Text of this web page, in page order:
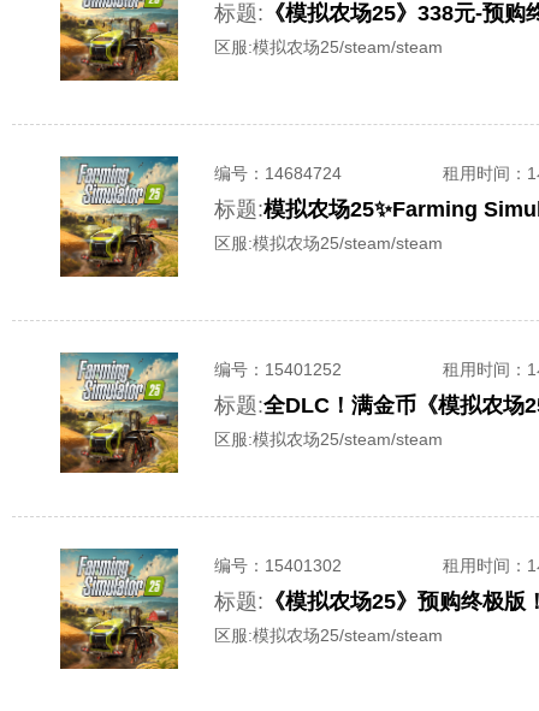
标题: 《模拟农场25》338元-预
区服:模拟农场25/steam/steam
编号： 14684724 租用时间 ：
标题:模拟农场25✨Farming
区服:模拟农场25/steam/steam
编号： 15401252 租用时间 ：
标题:全DLC！满金币《模拟农
区服:模拟农场25/steam/steam
编号： 15401302 租用时间 ：
标题: 《模拟农场25》预购终极
区服:模拟农场25/steam/steam